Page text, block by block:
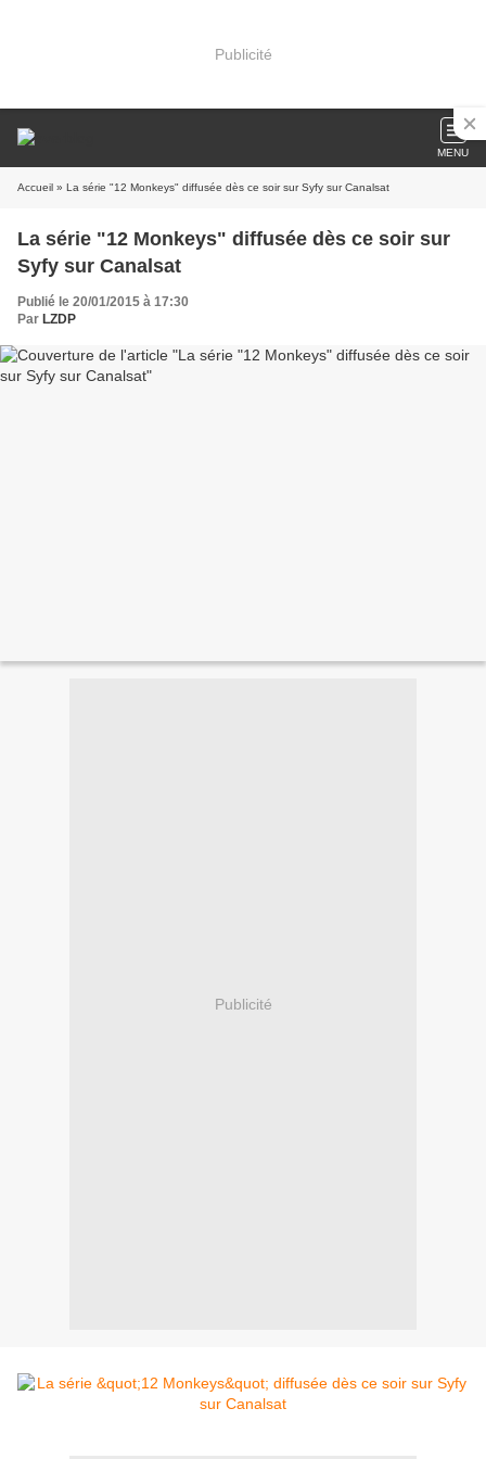
Publicité
MENU
Accueil » La série "12 Monkeys" diffusée dès ce soir sur Syfy sur Canalsat
La série "12 Monkeys" diffusée dès ce soir sur
Syfy sur Canalsat
Publié le 20/01/2015 à 17:30
Par LZDP
Publicité